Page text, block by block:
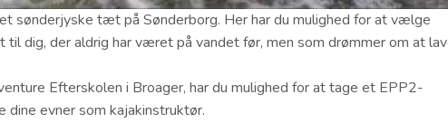
sønderjyske tæt på Sønderborg. Her har du mulighed for at vælge
til dig, der aldrig har været på vandet før, men som drømmer om at
Efterskolen i Broager, har du mulighed for at tage et EPP2-
dine evner som kajakinstruktør.